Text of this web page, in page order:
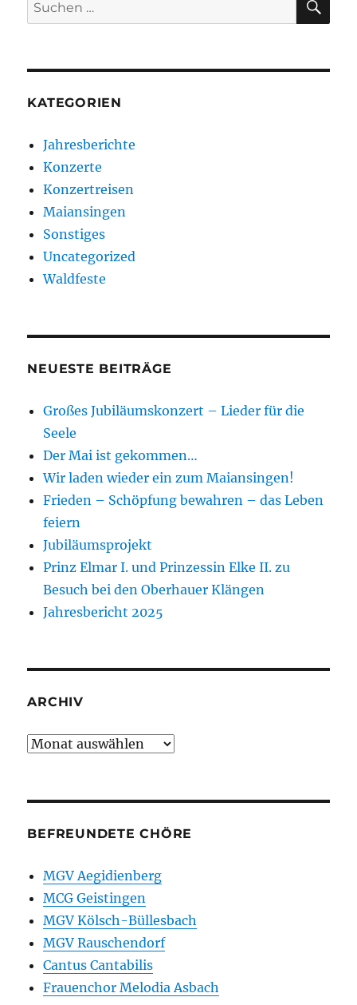
nach:
KATEGORIEN
Jahresberichte
Konzerte
Konzertreisen
Maiansingen
Sonstiges
Uncategorized
Waldfeste
NEUESTE BEITRÄGE
Großes Jubiläumskonzert – Lieder für die
Seele
Der Mai ist gekommen…
Wir laden wieder ein zum Maiansingen!
Frieden – Schöpfung bewahren – das Leben
feiern
Jubiläumsprojekt
Prinz Elmar I. und Prinzessin Elke II. zu
Besuch bei den Oberhauer Klängen
Jahresbericht 2025
ARCHIV
Archiv
BEFREUNDETE CHÖRE
MGV Aegidienberg
MCG Geistingen
MGV Kölsch-Büllesbach
MGV Rauschendorf
Cantus Cantabilis
Frauenchor Melodia Asbach